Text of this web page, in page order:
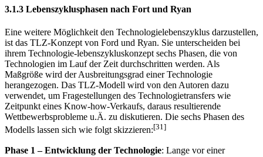
Faktoren (z.B. Einsatzpotenzial, Investitionen).
3.1.3 Lebenszyklusphasen nach Fort und Ryan
Eine weitere Möglichkeit den Technologielebenszyklus darzustellen,
ist das TLZ-Konzept von Ford und Ryan. Sie unterscheiden bei
ihrem Technologie-lebenszykluskonzept sechs Phasen, die von
Technologien im Lauf der Zeit durchschritten werden. Als
Maßgröße wird der Ausbreitungsgrad einer Technologie
herangezogen. Das TLZ-Modell wird von den Autoren dazu
verwendet, um Fragestellungen des Technologietransfers wie
Zeitpunkt eines Know-how-Verkaufs, daraus resultierende
Wettbewerbsprobleme u.Ä. zu diskutieren. Die sechs Phasen des
Modells lassen sich wie folgt skizzieren:[31]